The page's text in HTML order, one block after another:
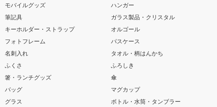
モバイルグッズ
ハンガー
筆記具
ガラス製品・クリスタル
キーホルダー・ストラップ
オルゴール
フォトフレーム
パスケース
名刺入れ
タオル・柄はんかち
ふくさ
ふろしき
箸・ランチグッズ
傘
バッグ
マグカップ
グラス
ボトル・水筒・タンブラー